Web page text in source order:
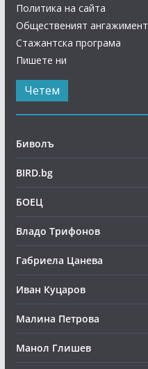
Политика на сайта
Общественият ангажимент
Стажантска програма
Пишете ни
Четем
Биволъ
BIRD.bg
БОЕЦ
Владо Трифонов
Габриела Цанева
Иван Куцаров
Малина Петрова
Манол Глишев